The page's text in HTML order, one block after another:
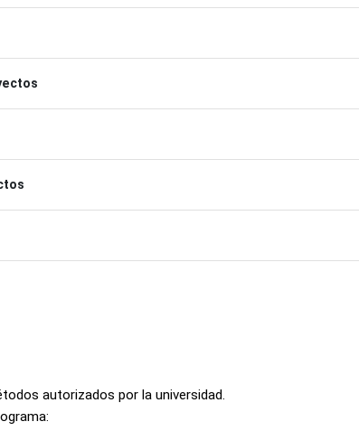
autorizados por la universidad.